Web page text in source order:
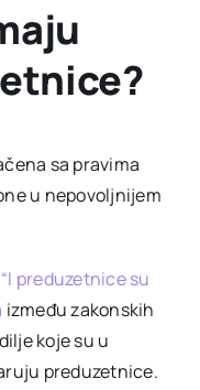
sa pravima
u nepovoljnijem
“I preduzetnice su
između zakonskih
koje su u
preduzetnice.